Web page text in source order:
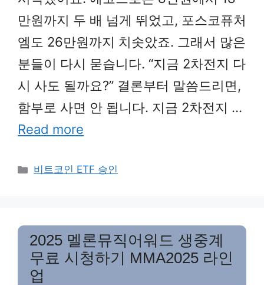
만원까지 두 배 넘게 뛰었고, 포스코퓨처
엠도 26만원까지 치솟았죠. 그래서 많은
분들이 다시 묻습니다. “지금 2차전지 다
시 사도 될까요?” 결론부터 말씀드리면,
함부로 사면 안 됩니다. 지금 2차전지 …
Read more
Categories
비트코인 ETF 승인
2025 멜론뮤직어워드 생중계
무료 시청하기 MMA2025 라인
업